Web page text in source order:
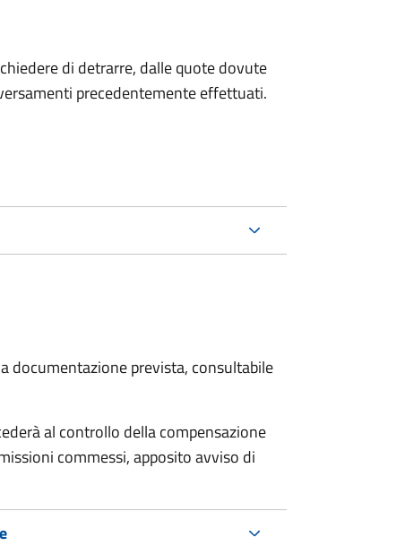
di detrarre, dalle quote dovute
precedentemente effettuati.
documentazione prevista, consultabile
al controllo della compensazione
commessi, apposito avviso di